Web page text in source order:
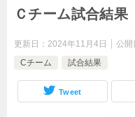
Ｃチーム試合結果
更新日： 2024年11月4日 公開
Cチーム
試合結果
Tweet